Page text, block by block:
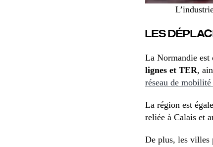
LES
La Normandie est
lignes et TER,
réseau de
La région est
reliée à Calais et
De plus, les villes